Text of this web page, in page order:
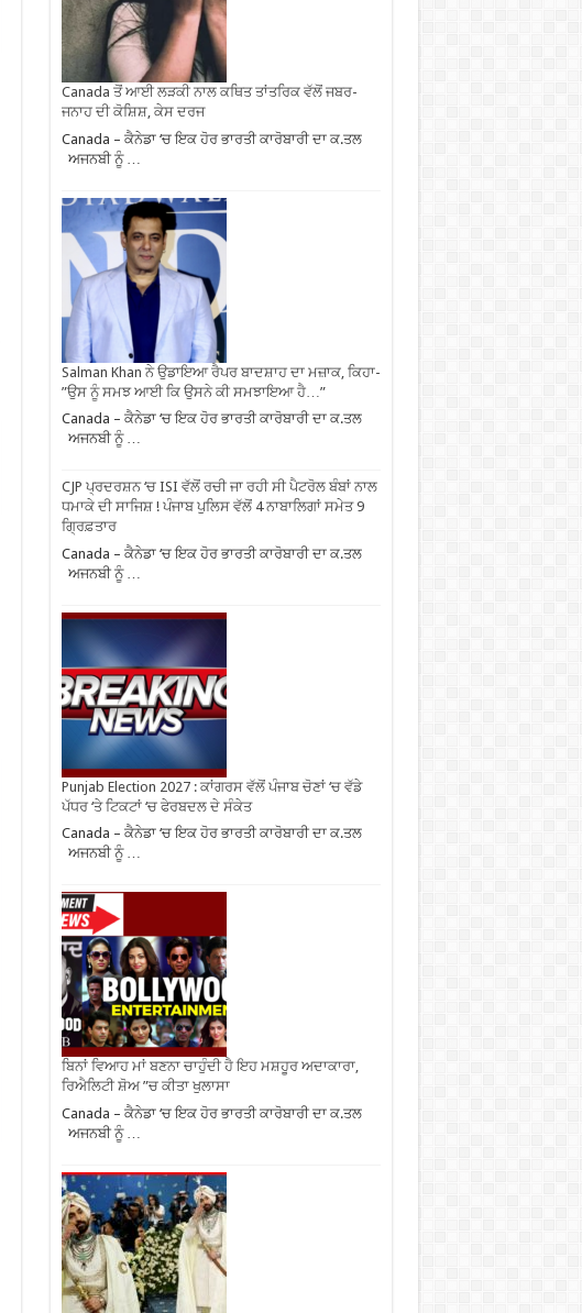
Canada ਤੋਂ ਆਈ ਲੜਕੀ ਨਾਲ ਕਥਿਤ ਤਾਂਤਰਿਕ ਵੱਲੋਂ ਜਬਰ-
ਜਨਾਹ ਦੀ ਕੋਸ਼ਿਸ਼, ਕੇਸ ਦਰਜ
Canada – ਕੈਨੇਡਾ ‘ਚ ਇਕ ਹੋਰ ਭਾਰਤੀ ਕਾਰੋਬਾਰੀ ਦਾ ਕ.ਤਲ
ਅਜਨਬੀ ਨੂੰ …
Salman Khan ਨੇ ਉਡਾਇਆ ਰੈਪਰ ਬਾਦਸ਼ਾਹ ਦਾ ਮਜ਼ਾਕ, ਕਿਹਾ-
”ਉਸ ਨੂੰ ਸਮਝ ਆਈ ਕਿ ਉਸਨੇ ਕੀ ਸਮਝਾਇਆ ਹੈ…”
Canada – ਕੈਨੇਡਾ ‘ਚ ਇਕ ਹੋਰ ਭਾਰਤੀ ਕਾਰੋਬਾਰੀ ਦਾ ਕ.ਤਲ
ਅਜਨਬੀ ਨੂੰ …
CJP ਪ੍ਰਦਰਸ਼ਨ ‘ਚ ISI ਵੱਲੋਂ ਰਚੀ ਜਾ ਰਹੀ ਸੀ ਪੈਟਰੋਲ ਬੰਬਾਂ ਨਾਲ
ਧਮਾਕੇ ਦੀ ਸਾਜਿਸ਼ ! ਪੰਜਾਬ ਪੁਲਿਸ ਵੱਲੋਂ 4 ਨਾਬਾਲਿਗਾਂ ਸਮੇਤ 9
ਗ੍ਰਿਫ਼ਤਾਰ
Canada – ਕੈਨੇਡਾ ‘ਚ ਇਕ ਹੋਰ ਭਾਰਤੀ ਕਾਰੋਬਾਰੀ ਦਾ ਕ.ਤਲ
ਅਜਨਬੀ ਨੂੰ …
Punjab Election 2027 : ਕਾਂਗਰਸ ਵੱਲੋਂ ਪੰਜਾਬ ਚੋਣਾਂ ‘ਚ ਵੱਡੇ
ਪੱਧਰ ‘ਤੇ ਟਿਕਟਾਂ ‘ਚ ਫੇਰਬਦਲ ਦੇ ਸੰਕੇਤ
Canada – ਕੈਨੇਡਾ ‘ਚ ਇਕ ਹੋਰ ਭਾਰਤੀ ਕਾਰੋਬਾਰੀ ਦਾ ਕ.ਤਲ
ਅਜਨਬੀ ਨੂੰ …
ਬਿਨਾਂ ਵਿਆਹ ਮਾਂ ਬਣਨਾ ਚਾਹੁੰਦੀ ਹੈ ਇਹ ਮਸ਼ਹੂਰ ਅਦਾਕਾਰਾ,
ਰਿਐਲਿਟੀ ਸ਼ੋਅ ”ਚ ਕੀਤਾ ਖੁਲਾਸਾ
Canada – ਕੈਨੇਡਾ ‘ਚ ਇਕ ਹੋਰ ਭਾਰਤੀ ਕਾਰੋਬਾਰੀ ਦਾ ਕ.ਤਲ
ਅਜਨਬੀ ਨੂੰ …